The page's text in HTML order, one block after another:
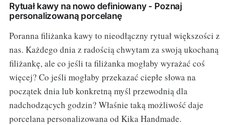
Rytuał kawy na nowo definiowany - Poznaj
personalizowaną porcelanę
Poranna filiżanka kawy to nieodłączny rytuał większości z
nas. Każdego dnia z radością chwytam za swoją ukochaną
filiżankę, ale co jeśli ta filiżanka mogłaby wyrażać coś
więcej? Co jeśli mogłaby przekazać ciepłe słowa na
początek dnia lub konkretną myśl przewodnią dla
nadchodzących godzin? Właśnie taką możliwość daje
porcelana personalizowana od Kika Handmade.